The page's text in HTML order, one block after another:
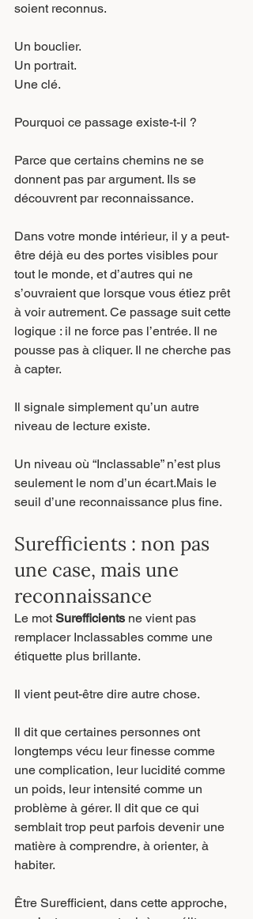
soient reconnus.
Un bouclier.
Un portrait.
Une clé.
Pourquoi ce passage existe-t-il ?
Parce que certains chemins ne se
donnent pas par argument. Ils se
découvrent par reconnaissance.
Dans votre monde intérieur, il y a peut-
être déjà eu des portes visibles pour
tout le monde, et d’autres qui ne
s’ouvraient que lorsque vous étiez prêt
à voir autrement. Ce passage suit cette
logique : il ne force pas l’entrée. Il ne
pousse pas à cliquer. Il ne cherche pas
à capter.
Il signale simplement qu’un autre
niveau de lecture existe.
Un niveau où “Inclassable” n’est plus
seulement le nom d’un écart.Mais le
seuil d’une reconnaissance plus fine.
Surefficients : non pas
une case, mais une
reconnaissance
Le mot Surefficients ne vient pas
remplacer Inclassables comme une
étiquette plus brillante.
Il vient peut-être dire autre chose.
Il dit que certaines personnes ont
longtemps vécu leur finesse comme
une complication, leur lucidité comme
un poids, leur intensité comme un
problème à gérer. Il dit que ce qui
semblait trop peut parfois devenir une
matière à comprendre, à orienter, à
habiter.
Être Surefficient, dans cette approche,